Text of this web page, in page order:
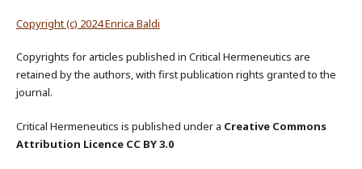
Copyright (c) 2024 Enrica Baldi
Copyrights for articles published in Critical Hermeneutics are
retained by the authors, with first publication rights granted to the
journal.
Critical Hermeneutics is published under a Creative Commons
Attribution Licence CC BY 3.0